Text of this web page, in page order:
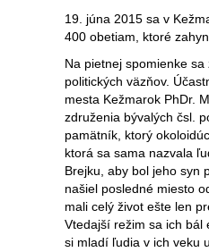
19. júna 2015 sa v
400 obetiam, ktoré
Na pietnej spomienke
politických väzňov.
mesta Kežmarok PhDr.
združenia bývalých čsl.
pamätník, ktorý
ktorá sa sama nazvala
Brejku, aby bol jeho syn
našiel posledné miesto
mali celý život ešte len
Vtedajší režim sa ich bál
si mladí ľudia v ich veku